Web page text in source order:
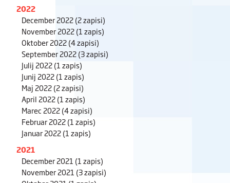
2022
December 2022(2 zapisi)
November 2022(1 zapis)
Oktober 2022(4 zapisi)
September 2022(3 zapisi)
Julij 2022(1 zapis)
Junij 2022(1 zapis)
Maj 2022(2 zapisi)
April 2022(1 zapis)
Marec 2022(4 zapisi)
Februar 2022(1 zapis)
Januar 2022(1 zapis)
2021
December 2021 (1 zapis)
November 2021 (3 zapisi)